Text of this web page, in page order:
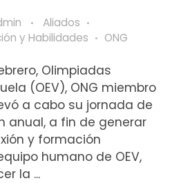
Aliados
y Habilidades ONG
Olimpiadas
(OEV), ONG miembro
a cabo su jornada de
anual, a fin de generar
y formación
humano de OEV,
la ...